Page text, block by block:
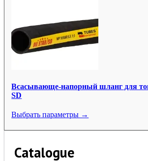
Всасывающе-напорный шланг для
SD
Выбрать параметры →
Catalogue